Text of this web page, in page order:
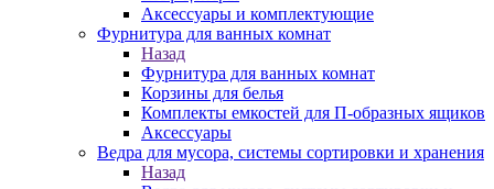
Аксессуары и комплектующие
Фурнитура для ванных комнат
Назад
Фурнитура для ванных комнат
Корзины для белья
Комплекты емкостей для П-образных ящиков
Аксессуары
Ведра для мусора, системы сортировки и хранения
Назад